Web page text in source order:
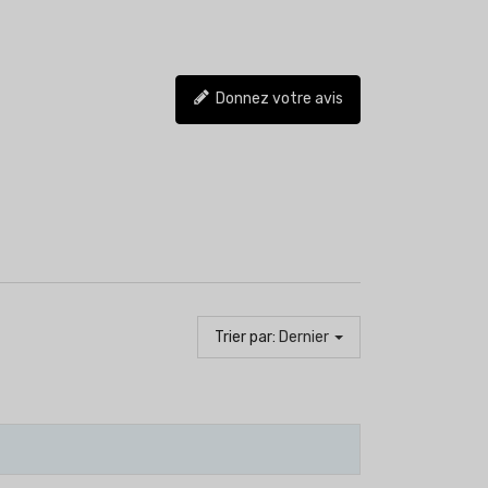
Donnez votre avis
Trier par: Dernier